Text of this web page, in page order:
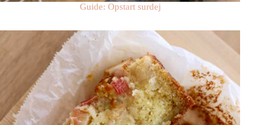
Guide: Opstart surdej